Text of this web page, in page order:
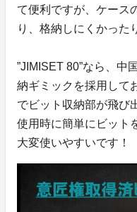
て便利ですが、ケース
り、格納しにくかった
”JIMISET 80”なら、中
納ギミックを採用して
でビット収納部が飛び
使用時に簡単にビット
大変使いやすいです！